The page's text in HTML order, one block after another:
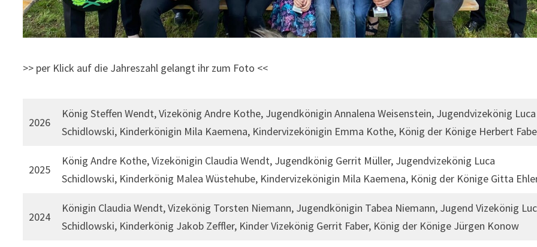
>> per Klick auf die Jahreszahl gelangt ihr zum Foto <<
2026
König Steffen Wendt, Vizekönig Andre Kothe, Jugendkönigin Annalena Weisenstein, Jugendvizekönig Luca
Schidlowski, Kinderkönigin Mila Kaemena, Kindervizekönigin Emma Kothe, König der Könige Herbert
2025
König Andre Kothe, Vizekönigin Claudia Wendt, Jugendkönig Gerrit Müller, Jugendvizekönig Luca
Schidlowski, Kinderkönig Malea Wüstehube, Kindervizekönigin Mila Kaemena, König der Könige Gitta
2024
Königin Claudia Wendt, Vizekönig Torsten Niemann, Jugendkönigin Tabea Niemann, Jugend Vizekönig
Schidlowski, Kinderkönig Jakob Zeffler, Kinder Vizekönig Gerrit Faber, König der Könige Jürgen Konow